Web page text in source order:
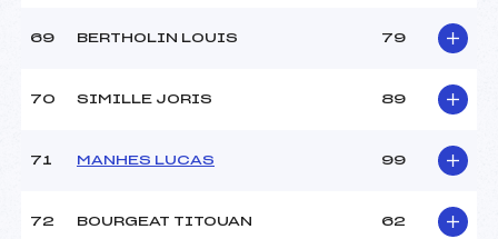
69 BERTHOLIN LOUIS 79
70 SIMILLE JORIS 89
71 MANHES LUCAS 99
72 BOURGEAT TITOUAN 62